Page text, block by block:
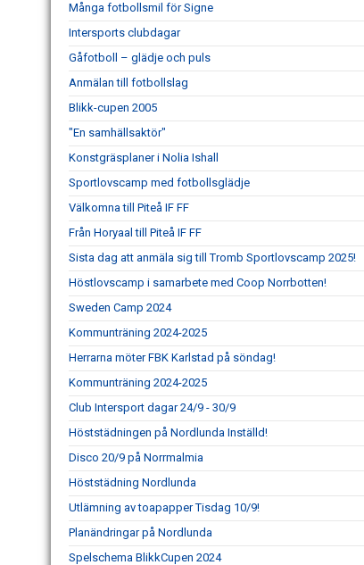
Många fotbollsmil för Signe
Intersports clubdagar
Gåfotboll – glädje och puls
Anmälan till fotbollslag
Blikk-cupen 2005
"En samhällsaktör"
Konstgräsplaner i Nolia Ishall
Sportlovscamp med fotbollsglädje
Välkomna till Piteå IF FF
Från Horyaal till Piteå IF FF
Sista dag att anmäla sig till Tromb Sportlovscamp 2025!
Höstlovscamp i samarbete med Coop Norrbotten!
Sweden Camp 2024
Kommunträning 2024-2025
Herrarna möter FBK Karlstad på söndag!
Kommunträning 2024-2025
Club Intersport dagar 24/9 - 30/9
Höststädningen på Nordlunda Inställd!
Disco 20/9 på Norrmalmia
Höststädning Nordlunda
Utlämning av toapapper Tisdag 10/9!
Planändringar på Nordlunda
Spelschema BlikkCupen 2024